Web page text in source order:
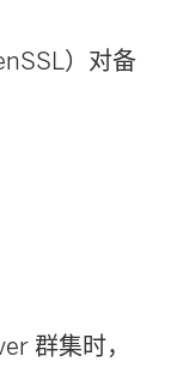
）对备
群集时，